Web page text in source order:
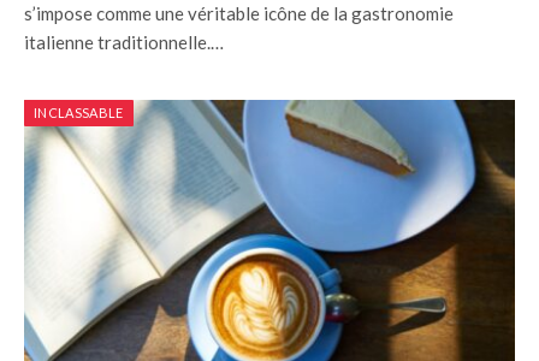
s’impose comme une véritable icône de la gastronomie
italienne traditionnelle.…
INCLASSABLE